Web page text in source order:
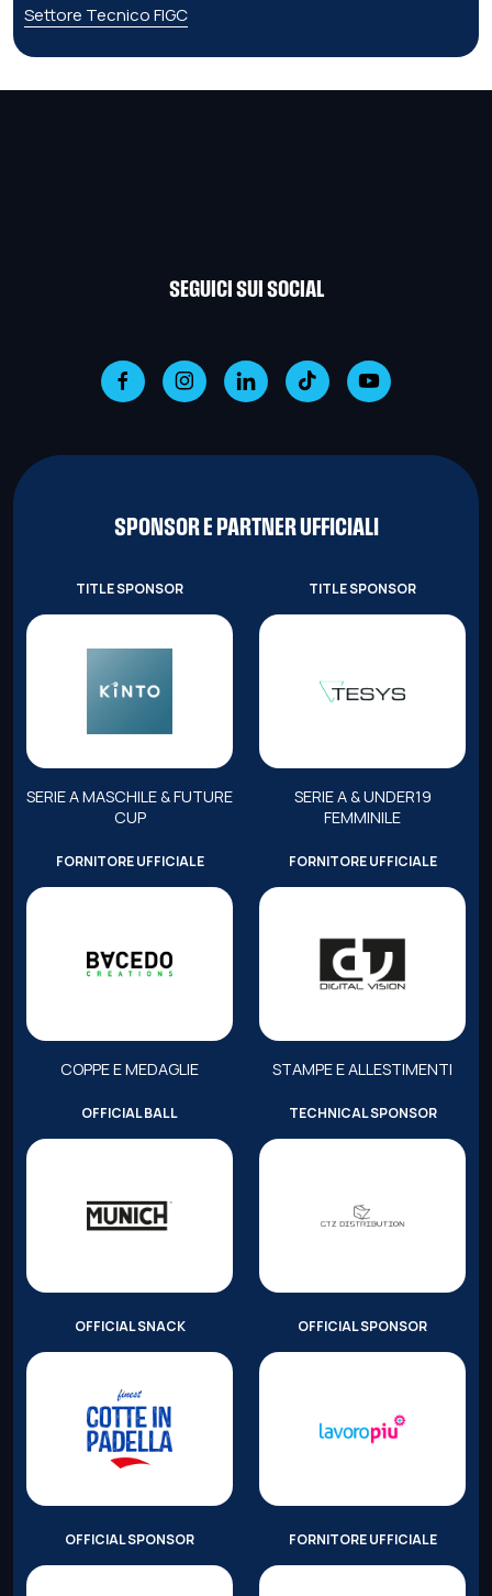
Settore Tecnico FIGC
SEGUICI SUI SOCIAL
SPONSOR E PARTNER UFFICIALI
TITLE SPONSOR
SERIE A MASCHILE & FUTURE
CUP
TITLE SPONSOR
SERIE A & UNDER19
FEMMINILE
FORNITORE UFFICIALE
COPPE E MEDAGLIE
FORNITORE UFFICIALE
STAMPE E ALLESTIMENTI
OFFICIAL BALL TECHNICAL SPONSOR
OFFICIAL SNACK OFFICIAL SPONSOR
OFFICIAL SPONSOR FORNITORE UFFICIALE